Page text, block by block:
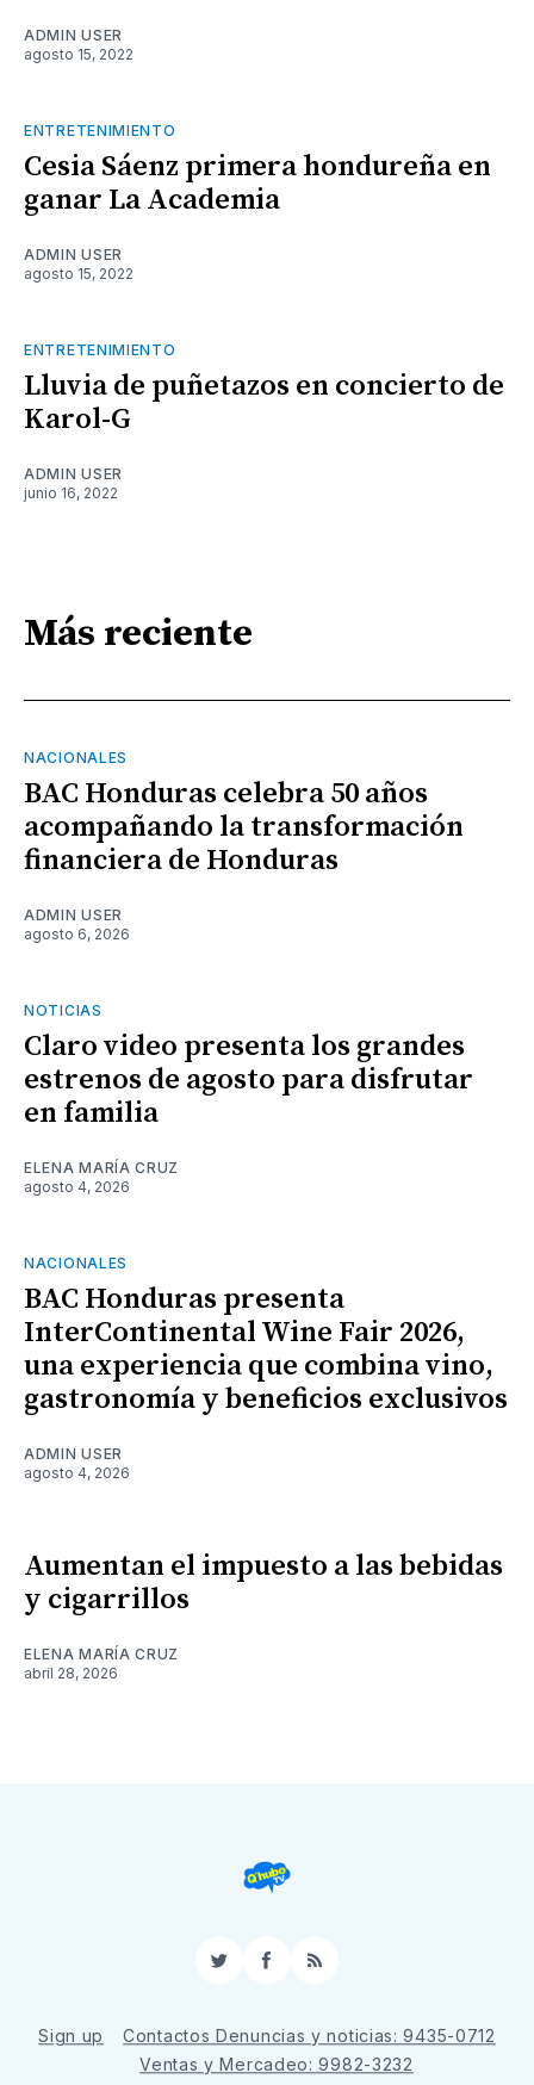
ADMIN USER
agosto 15, 2022
ENTRETENIMIENTO
Cesia Sáenz primera hondureña en
ganar La Academia
ADMIN USER
agosto 15, 2022
ENTRETENIMIENTO
Lluvia de puñetazos en concierto de
Karol-G
ADMIN USER
junio 16, 2022
Más reciente
NACIONALES
BAC Honduras celebra 50 años
acompañando la transformación
financiera de Honduras
ADMIN USER
agosto 6, 2026
NOTICIAS
Claro video presenta los grandes
estrenos de agosto para disfrutar
en familia
ELENA MARÍA CRUZ
agosto 4, 2026
NACIONALES
BAC Honduras presenta
InterContinental Wine Fair 2026,
una experiencia que combina vino,
gastronomía y beneficios exclusivos
ADMIN USER
agosto 4, 2026
Aumentan el impuesto a las bebidas
y cigarrillos
ELENA MARÍA CRUZ
abril 28, 2026
TwitterFacebook
RSS
Sign up
Contactos Denuncias y noticias: 9435-0712
Ventas y Mercadeo: 9982-3232